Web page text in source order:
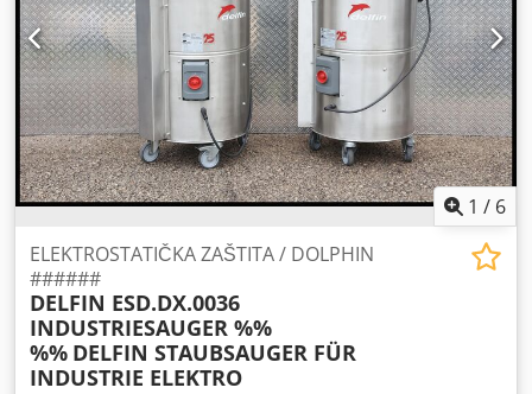
1 / 6
ELEKTROSTATIČKA ZAŠTITA / DOLPHIN
######
DELFIN ESD.DX.0036
INDUSTRIESAUGER %%
%% DELFIN STAUBSAUGER FÜR
INDUSTRIE ELEKTRO